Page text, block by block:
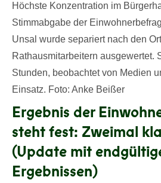
Höchste Konzentration im
Stimmabgabe der
Unsal wurde separiert nach den
Rathausmitarbeitern ausgewertet.
Stunden, beobachtet von Medien
Einsatz. Foto: Anke Beißer
Ergebnis der
steht fest: Zweimal
(Update mit
Ergebnissen)